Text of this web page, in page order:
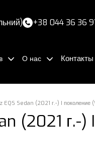
+38 044 36 36
О нас Контакты
Sedan (2021 г.-) I поколение
(2021 г.-